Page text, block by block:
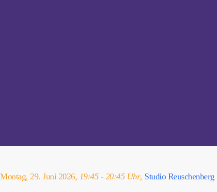
Montag, 29. Juni 2026, 19:45 - 20:45 Uhr, Studio Reuschenberg